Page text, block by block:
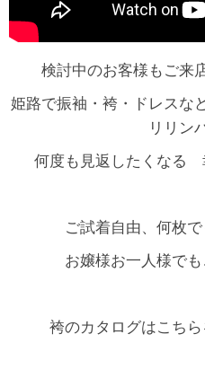
検討中のお客様もご来
姫路で振袖・袴・ドレスな
リリン
何度も見返したくなる
ご試着自由、何枚
お嬢様お一人様で
袴のカタログはこち